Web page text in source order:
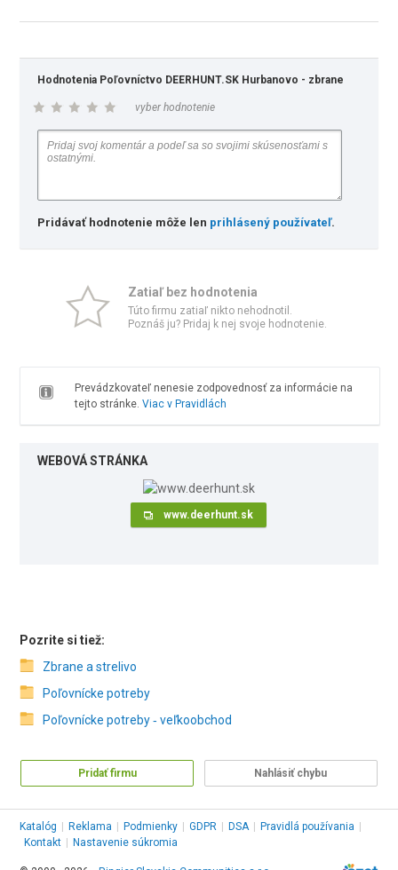
Hodnotenia Poľovníctvo DEERHUNT.SK Hurbanovo - zbrane
vyber hodnotenie
Pridávať hodnotenie môže len prihlásený používateľ.
Zatiaľ bez hodnotenia
Túto firmu zatiaľ nikto nehodnotil.
Poznáš ju? Pridaj k nej svoje hodnotenie.
Prevádzkovateľ nenesie zodpovednosť za informácie na
tejto stránke. Viac v Pravidlách
WEBOVÁ STRÁNKA
www.deerhunt.sk
Pozrite si tiež:
Zbrane a strelivo
Poľovnícke potreby
Poľovnícke potreby ‑ veľkoobchod
Pridať firmu Nahlásiť chybu
Katalóg Reklama Podmienky GDPR DSA Pravidlá používania
Kontakt
Nastavenie súkromia